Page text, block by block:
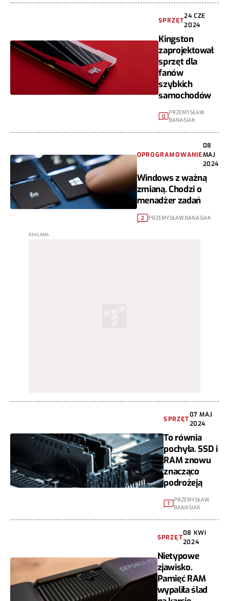
SPRZĘT
24 CZE
2024
Kingston
zaprojektował
sprzęt dla
fanów
szybkich
samochodów
0
PRZEMYSŁAW
BANASIAK
OPROGRAMOWANIE
08
MAJ
2024
Windows z ważną
zmianą. Chodzi o
menadżer zadań
2 PRZEMYSŁAW BANASIAK
SPRZĘT
07 MAJ
2024
To równia
pochyła. SSD i
RAM znowu
znacząco
podrożeją
1
PRZEMYSŁAW
BANASIAK
SPRZĘT
08 KWI
2024
Nietypowe
zjawisko.
Pamięć RAM
wypaliła ślad